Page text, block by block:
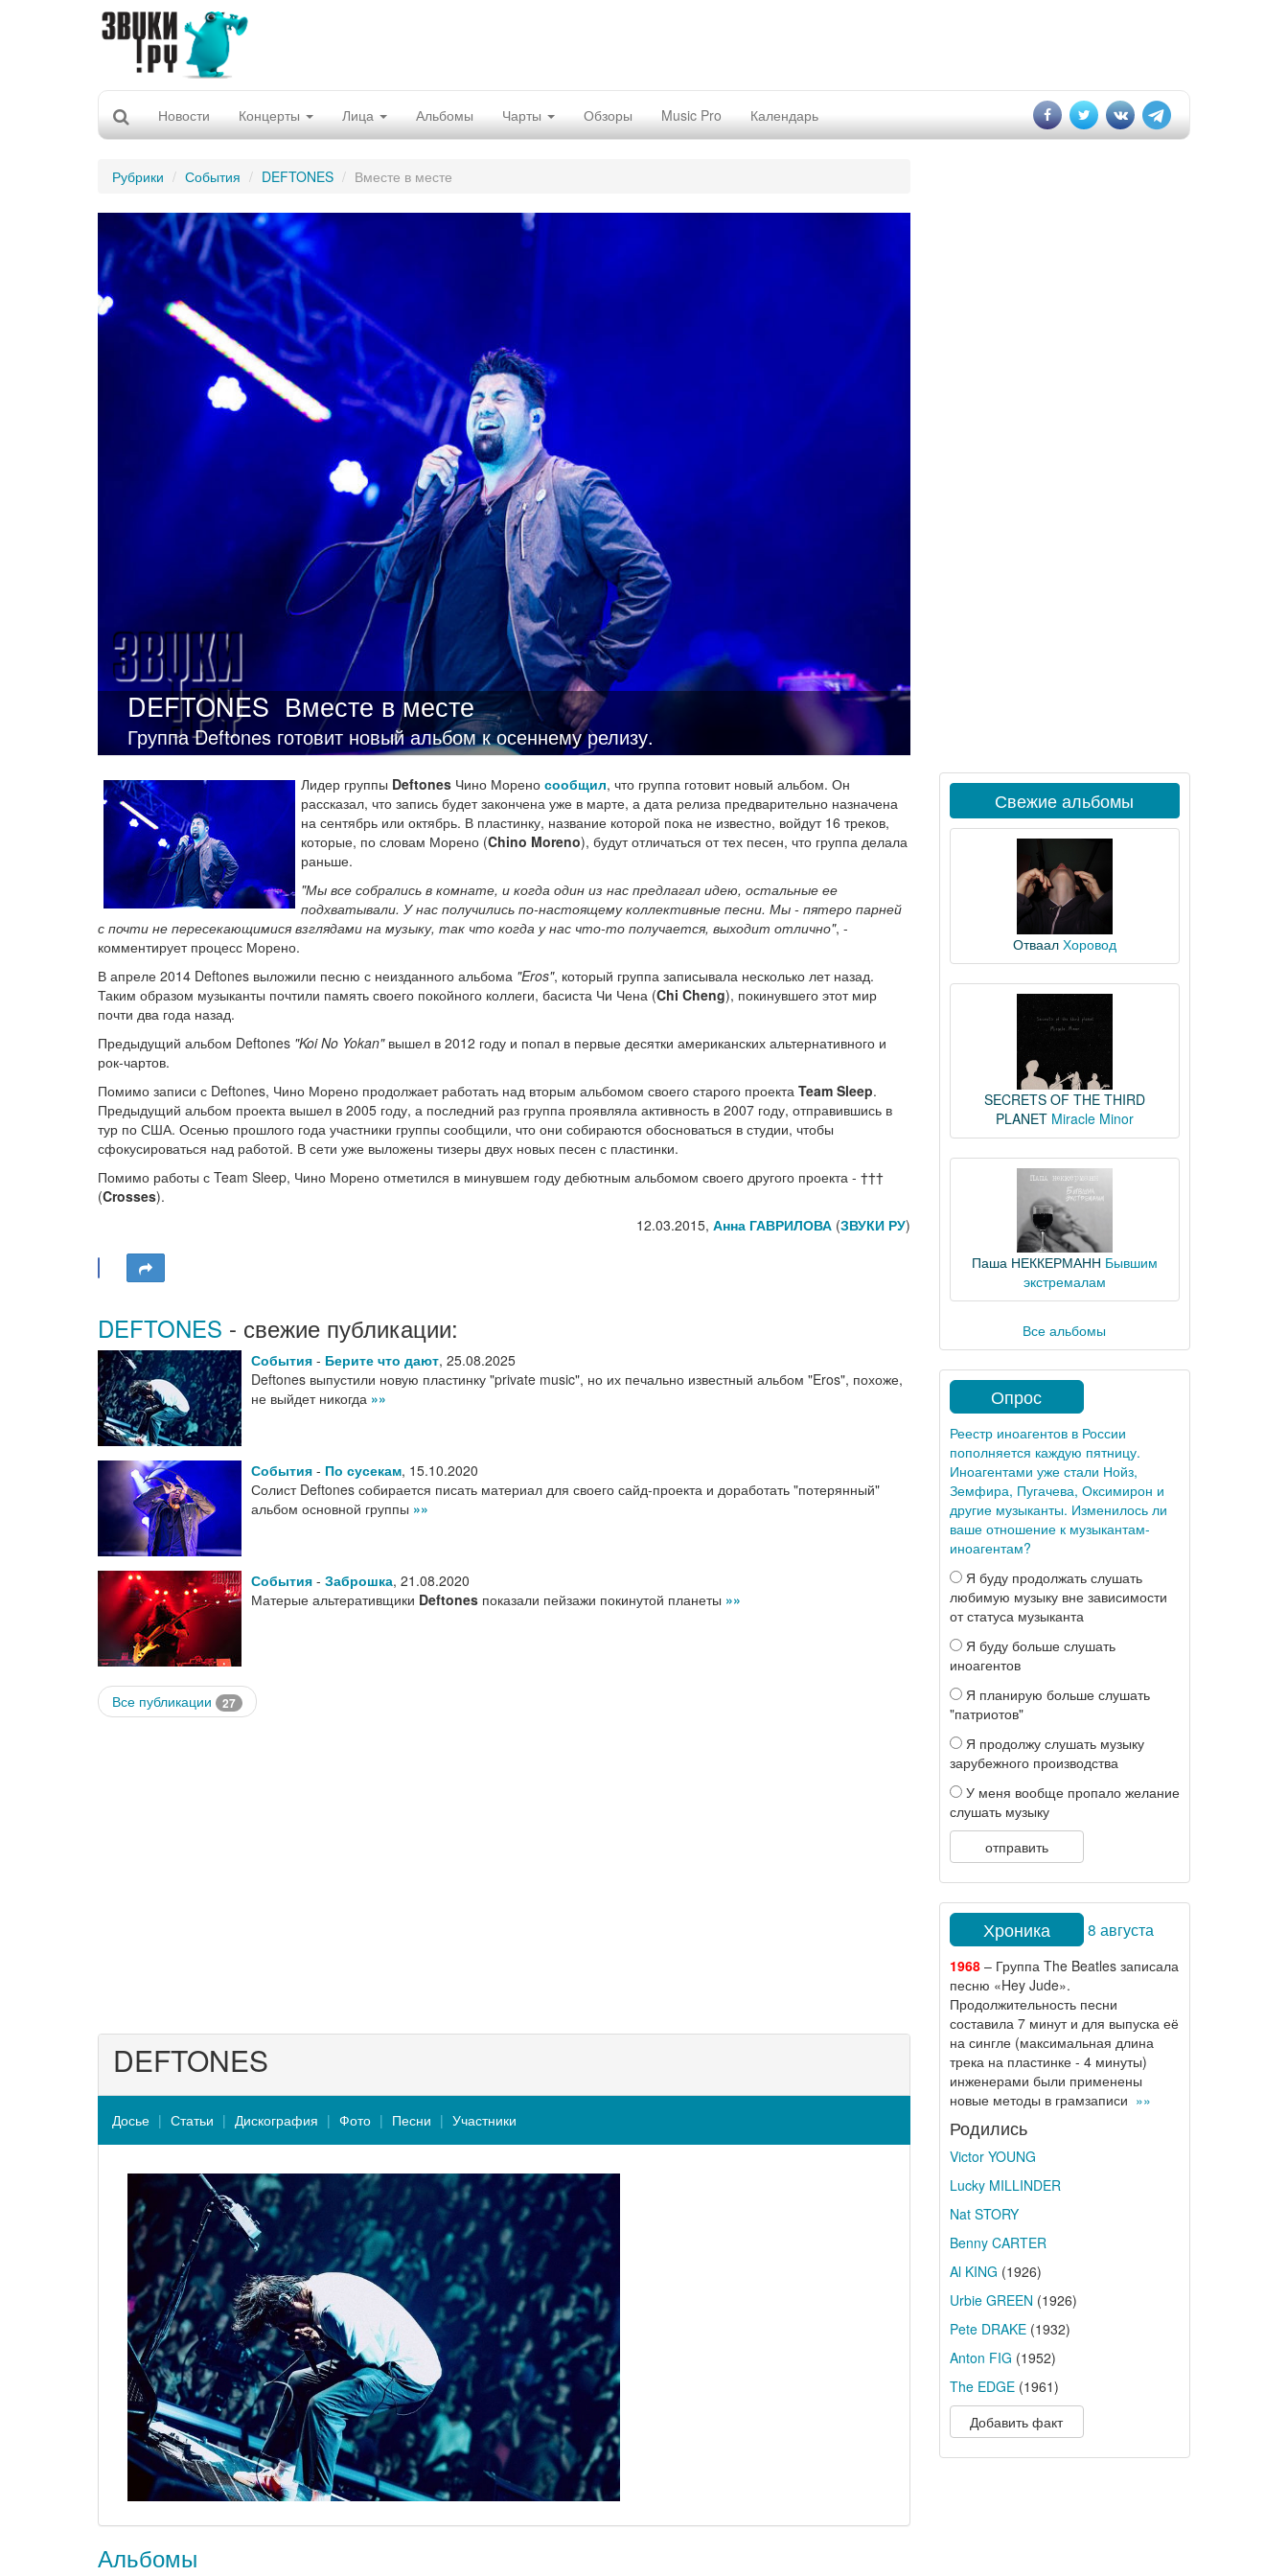
Новости Концерты Лица Альбомы Чарты Обзоры Music Pro Календарь
Рубрики События DEFTONES Вместе в месте
DEFTONES Вместе в месте
Группа Deftones готовит новый альбом к осеннему релизу.
Лидер группы Deftones Чино Морено сообщил, что группа готовит новый альбом. Он
рассказал, что запись будет закончена уже в марте, а дата релиза предварительно назначена
на сентябрь или октябрь. В пластинку, название которой пока не известно, войдут 16 треков,
которые, по словам Морено (Chino Moreno), будут отличаться от тех песен, что группа делала
раньше.
"Мы все собрались в комнате, и когда один из нас предлагал идею, остальные ее
подхватывали. У нас получились по-настоящему коллективные песни. Мы - пятеро парней
с почти не пересекающимися взглядами на музыку, так что когда у нас что-то получается, выходит отлично", -
комментирует процесс Морено.
В апреле 2014 Deftones выложили песню с неизданного альбома "Eros", который группа записывала несколько лет назад.
Таким образом музыканты почтили память своего покойного коллеги, басиста Чи Чена (Chi Cheng), покинувшего этот мир
почти два года назад.
Предыдущий альбом Deftones "Koi No Yokan"вышел в 2012 году и попал в первые десятки американских альтернативного и
рок-чартов.
Помимо записи с Deftones, Чино Морено продолжает работать над вторым альбомом своего старого проекта Team Sleep.
Предыдущий альбом проекта вышел в 2005 году, а последний раз группа проявляла активность в 2007 году, отправившись в
тур по США. Осенью прошлого года участники группы сообщили, что они собираются обосноваться в студии, чтобы
сфокусироваться над работой. В сети уже выложены тизеры двух новых песен с пластинки.
Помимо работы с Team Sleep, Чино Морено отметился в минувшем году дебютным альбомом своего другого проекта - †††
(Crosses).
12.03.2015, Анна ГАВРИЛОВА(ЗВУКИ РУ)
DEFTONES - свежие публикации:
События - Берите что дают, 25.08.2025
Deftones выпустили новую пластинку "private music", но их печально известный альбом "Eros", похоже,
не выйдет никогда »»
События - По сусекам, 15.10.2020
Солист Deftones собирается писать материал для своего сайд-проекта и доработать "потерянный"
альбом основной группы »»
События - Заброшка, 21.08.2020
Матерые альтеративщики Deftones показали пейзажи покинутой планеты »»
Все публикации 27
DEFTONES
Досье Статьи Дискография Фото Песни Участники
Альбомы
Свежие альбомы
Отваал Хоровод
SECRETS OF THE THIRD
PLANET Miracle Minor
Паша НЕККЕРМАНН Бывшим
экстремалам
Все альбомы
Опрос
Реестр иноагентов в России
пополняется каждую пятницу.
Иноагентами уже стали Нойз,
Земфира, Пугачева, Оксимирон и
другие музыканты. Изменилось ли
ваше отношение к музыкантам-
иноагентам?
Я буду продолжать слушать
любимую музыку вне зависимости
от статуса музыканта
Я буду больше слушать
иноагентов
Я планирую больше слушать
"патриотов"
Я продолжу слушать музыку
зарубежного производства
У меня вообще пропало желание
слушать музыку
отправить
Хроника 8 августа
1968– Группа The Beatles записала
песню «Hey Jude».
Продолжительность песни
составила 7 минут и для выпуска её
на сингле (максимальная длина
трека на пластинке - 4 минуты)
инженерами были применены
новые методы в грамзаписи »»
Родились
Victor YOUNG
Lucky MILLINDER
Nat STORY
Benny CARTER
Al KING (1926)
Urbie GREEN (1926)
Pete DRAKE(1932)
Anton FIG (1952)
The EDGE(1961)
Добавить факт